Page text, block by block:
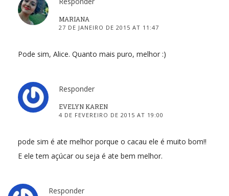
MARIANA
27 DE JANEIRO DE 2015 AT 11:47
Pode sim, Alice. Quanto mais puro, melhor :)
Responder
EVELYN KAREN
4 DE FEVEREIRO DE 2015 AT 19:00
pode sim é ate melhor porque o cacau ele é muito bom!!
E ele tem açúcar ou seja é ate bem melhor.
Responder